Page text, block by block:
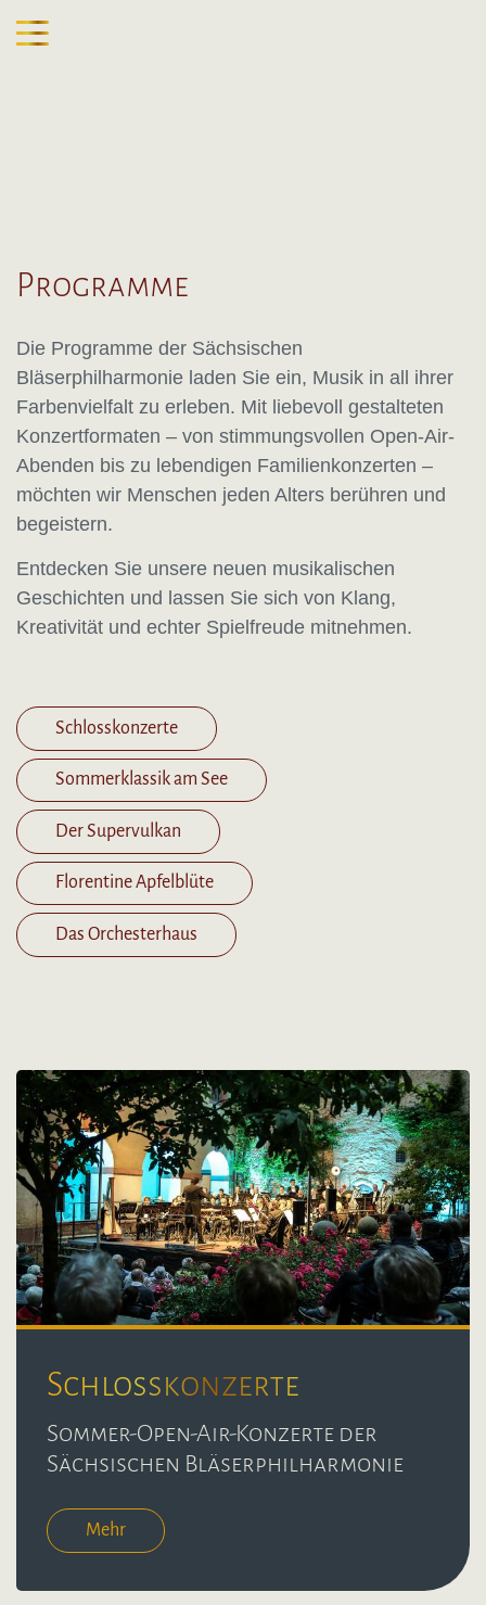
Programme
Die Programme der Sächsischen
Bläserphilharmonie laden Sie ein, Musik in all ihrer
Farbenvielfalt zu erleben. Mit liebevoll gestalteten
Konzertformaten – von stimmungsvollen Open-Air-
Abenden bis zu lebendigen Familienkonzerten –
möchten wir Menschen jeden Alters berühren und
begeistern.
Entdecken Sie unsere neuen musikalischen
Geschichten und lassen Sie sich von Klang,
Kreativität und echter Spielfreude mitnehmen.
Schlosskonzerte
Sommerklassik am See
Der Supervulkan
Florentine Apfelblüte
Das Orchesterhaus
Schlosskonzerte
Sommer-Open-Air-Konzerte der
Sächsischen Bläserphilharmonie
Mehr